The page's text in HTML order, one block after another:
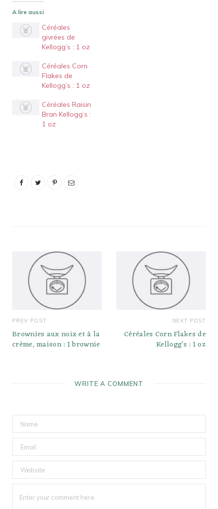
A lire aussi
Céréales
givrées de
Kellogg’s : 1 oz
Céréales Corn
Flakes de
Kellogg’s : 1 oz
Céréales Raisin
Bran Kellogg’s :
1 oz
PREV POST
Brownies aux noix et à la
crème, maison : 1 brownie
NEXT POST
Céréales Corn Flakes de
Kellogg’s : 1 oz
WRITE A COMMENT